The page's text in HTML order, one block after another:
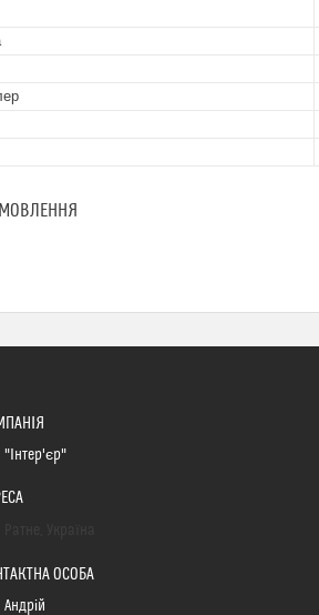
"Інтер'єр"
Андрій